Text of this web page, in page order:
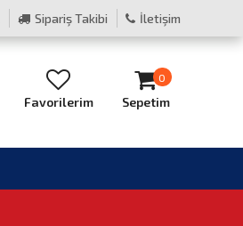
Sipariş Takibi İletişim
Favorilerim Sepetim
0